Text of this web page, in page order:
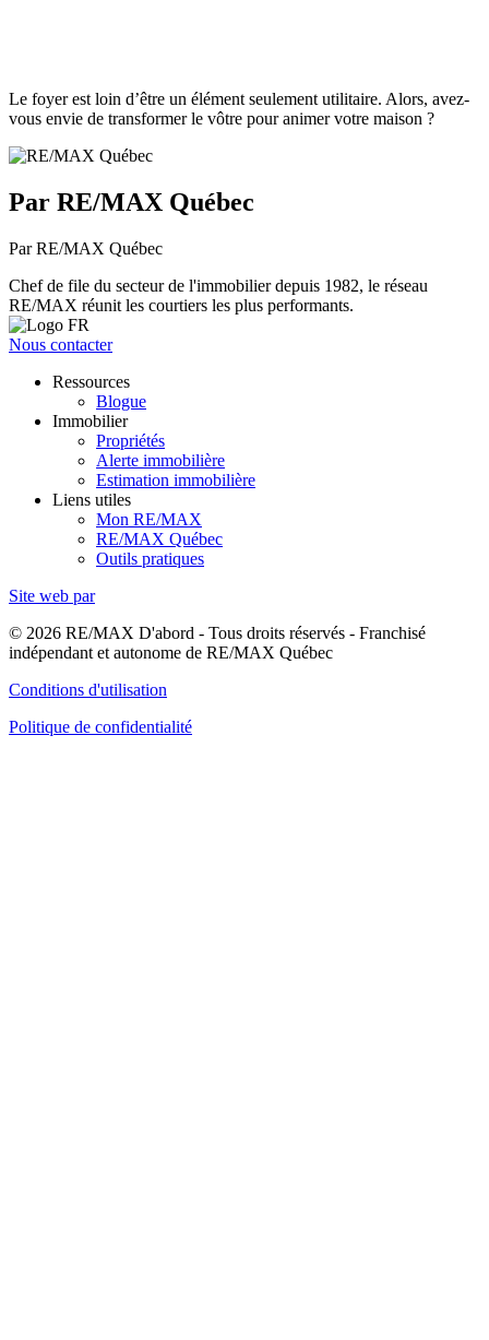
Le foyer est loin d’être un élément seulement utilitaire. Alors, avez-
vous envie de transformer le vôtre pour animer votre maison ?
Par RE/MAX Québec
Par RE/MAX Québec
Chef de file du secteur de l'immobilier depuis 1982, le réseau
RE/MAX réunit les courtiers les plus performants.
Nous contacter
Ressources
Blogue
Immobilier
Propriétés
Alerte immobilière
Estimation immobilière
Liens utiles
Mon RE/MAX
RE/MAX Québec
Outils pratiques
Site web par
© 2026 RE/MAX D'abord - Tous droits réservés - Franchisé
indépendant et autonome de RE/MAX Québec
Conditions d'utilisation
Politique de confidentialité